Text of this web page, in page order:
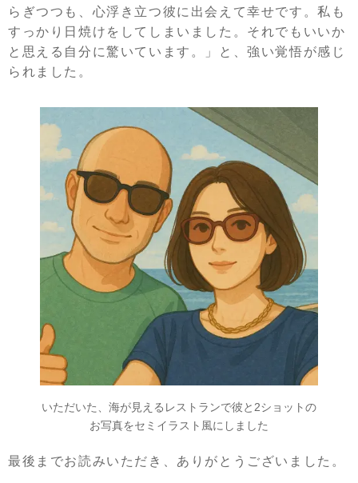
らぎつつも、心浮き立つ彼に出会えて幸せです。私も
すっかり日焼けをしてしまいました。それでもいいか
と思える自分に驚いています。」と、強い覚悟が感じ
られました。
いただいた、海が見えるレストランで彼と2ショットの
お写真をセミイラスト風にしました
最後までお読みいただき、ありがとうございました。